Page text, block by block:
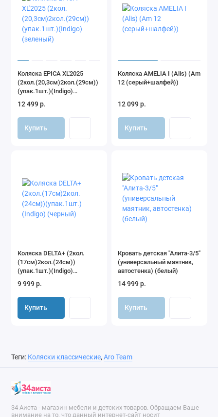
ветрозащитный отворот на магните защитит малыша
от любой непогоды;
бесшумный капюшон не потревожит кроху во время
фиксация положения головки ребенка и жесткое дно
позволяет поддерживать анатомически правильное
положение малыша;
внутренний чехол выполнен из 100% хлопка -
размер матрасика: 76 х 34 см.
смены положения ребенка;
установка модуля лицом вперед и назад для
разнообразных прогулок;
регулируемая по высоте подножка из экокожи легко
очищается от загрязнений;
комфортной для ребенка.
Коляска EPICA XL'2025
(2кол.(20,3см)2кол.(29см))
(упак.1шт.)(Indigo)
(зеленый)
12 499 р.
Купить
Коляска AMELIA I (Alis) (Am
12 (серый+шалфей))
12 099 р.
Купить
Коляска DELTA+ (2кол.
(17см)2кол.(24см))
(упак.1шт.)(Indigo)
(черный)
9 999 р.
Купить
Кровать детская "Алита-3/5"
(универсальный маятник,
автостенка) (белый)
14 999 р.
Купить
Теги: Коляски классические, Aro Team
34 Аиста - магазин мебели и детских товаров. Обращаем Ваше
внимание на то, что данный интернет-сайт носит